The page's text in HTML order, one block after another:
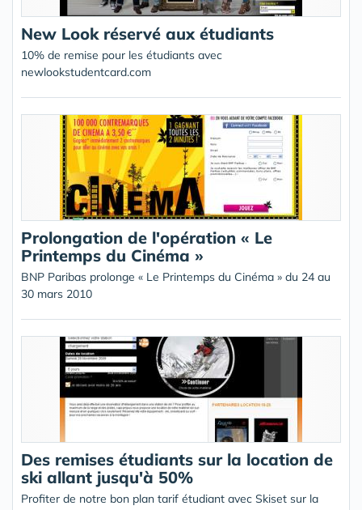
New Look réservé aux étudiants
10% de remise pour les étudiants avec
newlookstudentcard.com
Prolongation de l'opération « Le
Printemps du Cinéma »
BNP Paribas prolonge « Le Printemps du Cinéma » du 24 au
30 mars 2010
Des remises étudiants sur la location de
ski allant jusqu'à 50%
Profiter de notre bon plan tarif étudiant avec Skiset sur la